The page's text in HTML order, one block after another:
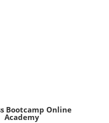
Bootcamp Online
Academy